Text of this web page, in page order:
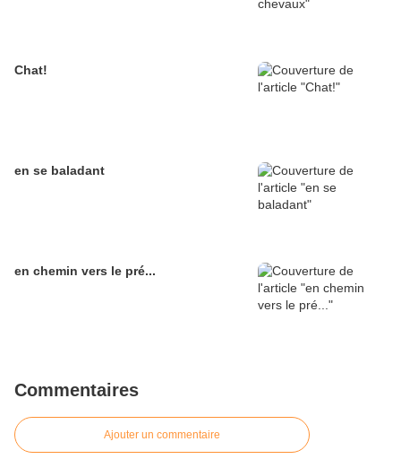
Chat!
en se baladant
en chemin vers le pré...
Commentaires
Ajouter un commentaire